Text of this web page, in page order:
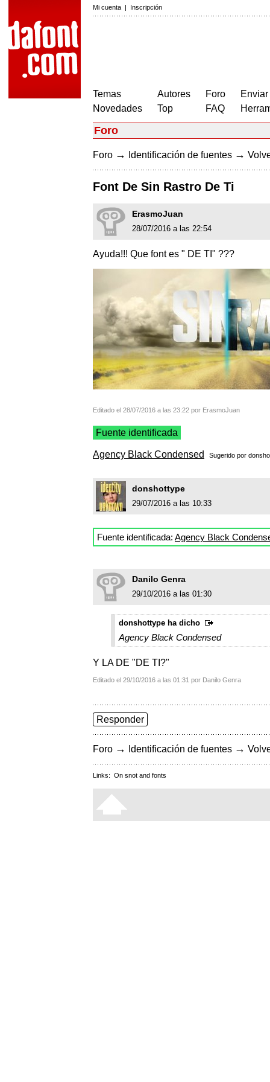
Mi cuenta | Inscripción
Temas
Novedades
Autores
Top
Foro
FAQ
Foro
Foro → Identificación de fuentes →
Font De Sin Rastro De Ti
ErasmoJuan
28/07/2016 a las 22:54
Ayuda!!! Que font es " DE TI" ???
Editado el 28/07/2016 a las 23:22 por ErasmoJuan
Fuente identificada
Agency Black Condensed Sugerido por
donshottype
29/07/2016 a las 10:33
Fuente identificada: Agency Black
Danilo Genra
29/10/2016 a las 01:30
donshottype ha dicho
Agency Black Condensed
Y LA DE "DE TI?"
Editado el 29/10/2016 a las 01:31 por Danilo Genra
Responder
Foro → Identificación de fuentes →
Links: On snot and fonts